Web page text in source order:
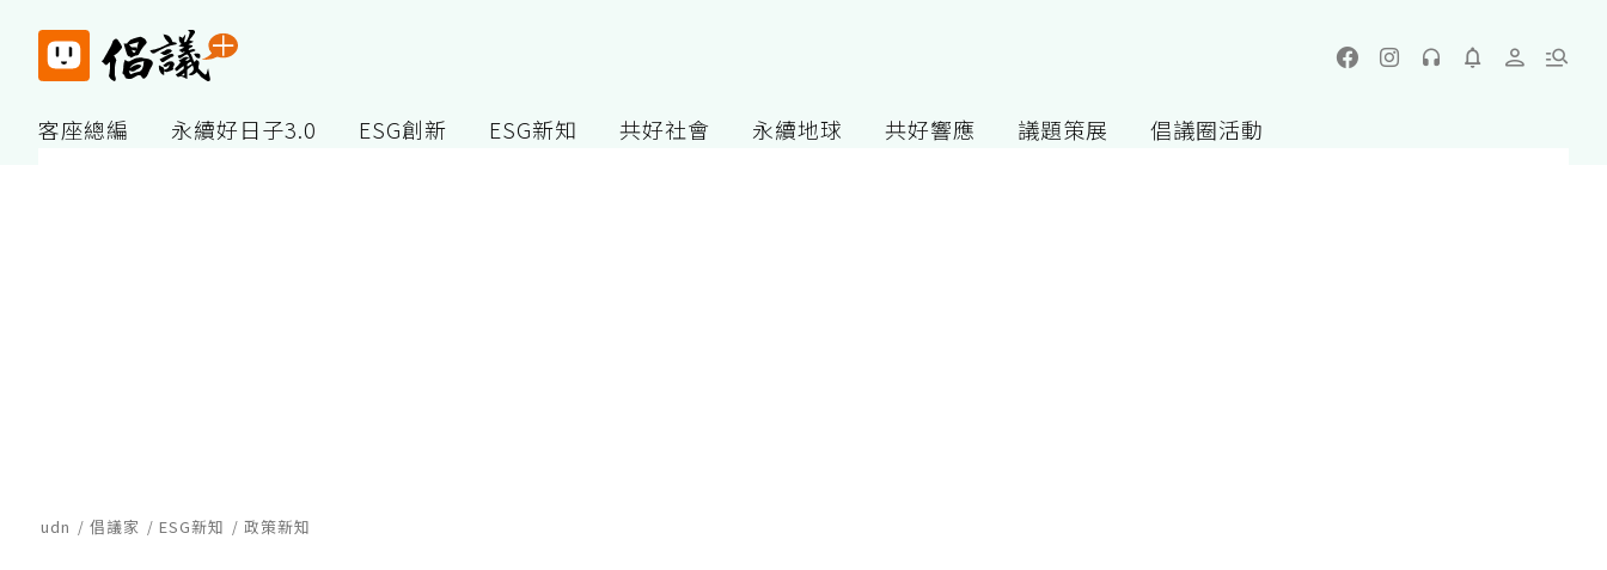
客座總編 永續好日子3.0 ESG創新 ESG新知 共好社會 永續地球 共好響應 議題策展 倡議圈活動
udn 倡議家 ESG新知 政策新知